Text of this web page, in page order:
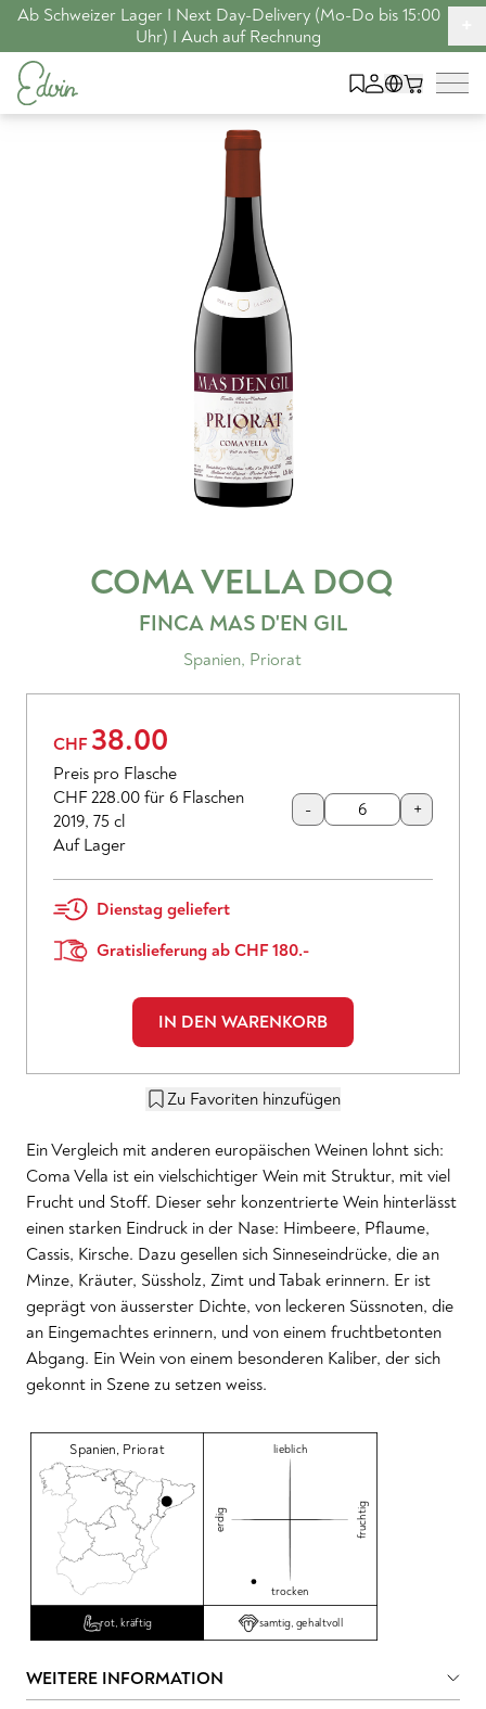
Ab Schweizer Lager I Next Day-Delivery (Mo-Do bis 15:00
Uhr) I Auch auf Rechnung
COMA VELLA DOQ
FINCA MAS D'EN GIL
Spanien, Priorat
CHF 38.00
Preis pro Flasche
CHF 228.00 für 6 Flaschen
2019, 75 cl
Auf Lager
- +
Dienstag geliefert
Gratislieferung ab CHF 180.-
IN DEN WARENKORB
Zu Favoriten hinzufügen
Ein Vergleich mit anderen europäischen Weinen lohnt sich:
Coma Vella ist ein vielschichtiger Wein mit Struktur, mit viel
Frucht und Stoff. Dieser sehr konzentrierte Wein hinterlässt
einen starken Eindruck in der Nase: Himbeere, Pflaume,
Cassis, Kirsche. Dazu gesellen sich Sinneseindrücke, die an
Minze, Kräuter, Süssholz, Zimt und Tabak erinnern. Er ist
geprägt von äusserster Dichte, von leckeren Süssnoten, die
an Eingemachtes erinnern, und von einem fruchtbetonten
Abgang. Ein Wein von einem besonderen Kaliber, der sich
gekonnt in Szene zu setzen weiss.
Spanien, Priorat lieblich
erdig fruchtig
trocken
rot, kräftig samtig, gehaltvoll
WEITERE INFORMATION